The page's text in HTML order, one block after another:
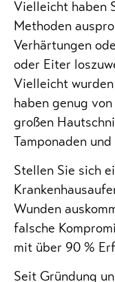
Vielleicht haben
Methoden
Verhärtungen
oder Eiter
Vielleicht
haben genug
großen
Tamponaden
Stellen Sie sich
Wunden
falsche
mit über 90 %
Seit Gründung